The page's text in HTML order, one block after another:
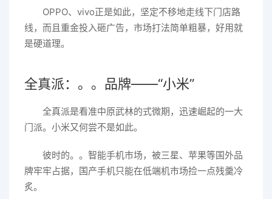
OPPO、vivo正是如此，坚定不移地走线下门店路
线，而且重金投入砸广告，市场打法简单粗暴，好用就
是硬道理。
全真派：。。品牌——“小米”
全真派是看准中原武林的式微期，迅速崛起的一大
门派。小米又何尝不是如此。
彼时的。。智能手机市场，被三星、苹果等国外品
牌牢牢占据，国产手机只能在低端机市场捡一点残羹冷
炙。